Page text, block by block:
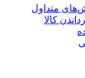
متداول
کالا